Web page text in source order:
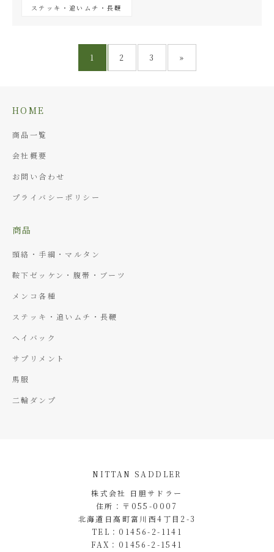
ステッキ・追いムチ・長鞭
1 2 3 »
HOME
商品一覧
会社概要
お問い合わせ
プライバシーポリシー
商品
頭絡・手綱・マルタン
鞍下ゼッケン・腹帯・ブーツ
メンコ各種
ステッキ・追いムチ・長鞭
ヘイバック
サプリメント
馬服
二輪ダンプ
NITTAN SADDLER
株式会社 日胆サドラー
住所：〒055-0007
北海道日高町富川西4丁目2-3
TEL：01456-2-1141
FAX：01456-2-1541